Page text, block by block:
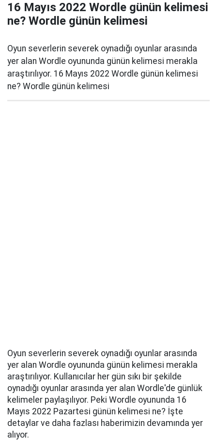
16 Mayıs 2022 Wordle günün kelimesi
ne? Wordle günün kelimesi
Oyun severlerin severek oynadığı oyunlar arasında
yer alan Wordle oyununda günün kelimesi merakla
araştırılıyor. 16 Mayıs 2022 Wordle günün kelimesi
ne? Wordle günün kelimesi
Oyun severlerin severek oynadığı oyunlar arasında
yer alan Wordle oyununda günün kelimesi merakla
araştırılıyor. Kullanıcılar her gün sıkı bir şekilde
oynadığı oyunlar arasında yer alan Wordle'de günlük
kelimeler paylaşılıyor. Peki Wordle oyununda 16
Mayıs 2022 Pazartesi günün kelimesi ne? İşte
detaylar ve daha fazlası haberimizin devamında yer
alıyor.